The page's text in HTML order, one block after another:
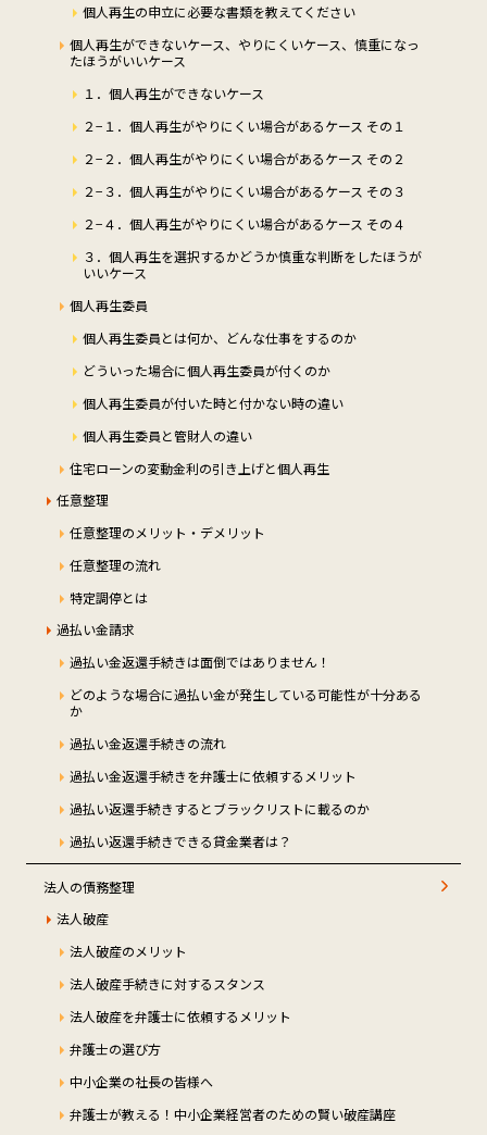
個人再生の申立に必要な書類を教えてください
個人再生ができないケース、やりにくいケース、慎重になっ
たほうがいいケース
１．個人再生ができないケース
２−１．個人再生がやりにくい場合があるケース その１
２−２．個人再生がやりにくい場合があるケース その２
２−３．個人再生がやりにくい場合があるケース その３
２−４．個人再生がやりにくい場合があるケース その４
３．個人再生を選択するかどうか慎重な判断をしたほうが
いいケース
個人再生委員
個人再生委員とは何か、どんな仕事をするのか
どういった場合に個人再生委員が付くのか
個人再生委員が付いた時と付かない時の違い
個人再生委員と管財人の違い
住宅ローンの変動金利の引き上げと個人再生
任意整理
任意整理のメリット・デメリット
任意整理の流れ
特定調停とは
過払い金請求
過払い金返還手続きは面倒ではありません！
どのような場合に過払い金が発生している可能性が十分ある
か
過払い金返還手続きの流れ
過払い金返還手続きを弁護士に依頼するメリット
過払い返還手続きするとブラックリストに載るのか
過払い返還手続きできる貸金業者は？
法人の債務整理
法人破産
法人破産のメリット
法人破産手続きに対するスタンス
法人破産を弁護士に依頼するメリット
弁護士の選び方
中小企業の社長の皆様へ
弁護士が教える！中小企業経営者のための賢い破産講座